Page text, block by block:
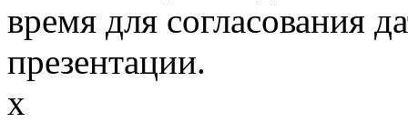
время для согласования
презентации.
x